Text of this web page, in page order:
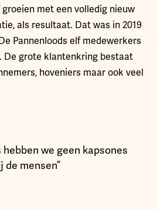
met een volledig nieuw
als resultaat. Dat was in 2019
Pannenloods elf medewerkers
De grote klantenkring bestaat
hoveniers maar ook veel
hebben we geen kapsones
de mensen”